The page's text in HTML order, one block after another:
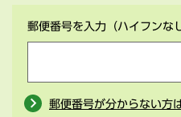
郵便番号を入力 （ハイフンな
郵便番号が分からない方